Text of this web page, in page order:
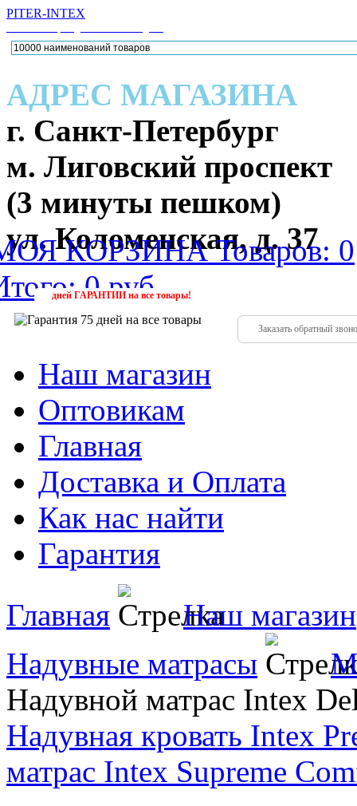
PITER-INTEX
АДРЕС МАГАЗИНА
г. Санкт-Петербург
м. Лиговский проспект
(3 минуты пешком)
ул. Коломенская, д. 37
Заказать обратный
КОРЗИНА Товаров: 0
0 руб.
дней ГАРАНТИИ на все товары!
Наш магазин
Оптовикам
Главная
Доставка и Оплата
Как нас найти
Гарантия
Главная
Наш магазин
Надувные матрасы
Надувной матрас Intex
Надувная кровать Intex
матрас Intex Supreme